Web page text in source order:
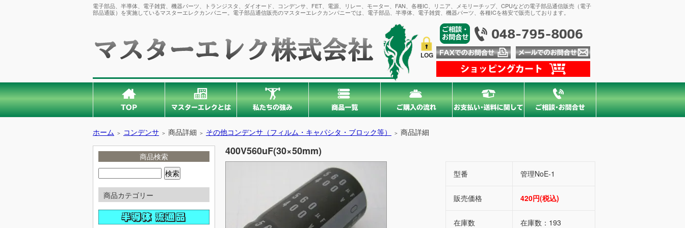
電子部品、半導体、電子雑貨、機器パーツ、トランジスタ、ダイオード、コンデンサ、FET、電源、リレー、モーター、FAN、各種IC、リニア、メモリーチップ、CPUなどの電子部品通信販売（電子
部品通販）を実施しているマスターエレクカンパニー。電子部品通信販売のマスターエレクカンパニーでは、電子部品、半導体、電子雑貨、機器パーツ、各種ICを格安で販売しております。
LOG
ホーム ＞ コンデンサ ＞ 商品詳細 ＞ その他コンデンサ（フィルム・キャパシタ・ブロック等） ＞ 商品詳細
商品検索
商品カテゴリー
400V560uF(30×50mm)
型番 管理NoE-1
販売価格 420円(税込)
在庫数 在庫数：193